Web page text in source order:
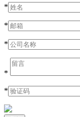
*
*
*
*
*